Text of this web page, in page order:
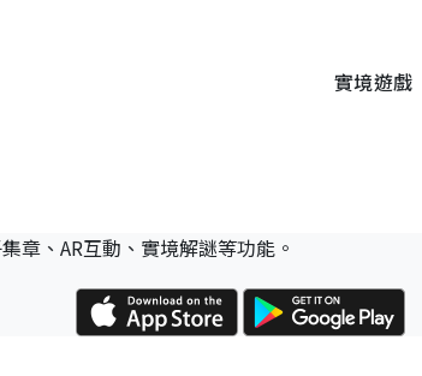
實境遊戲
章、AR互動、實境解謎等功能。